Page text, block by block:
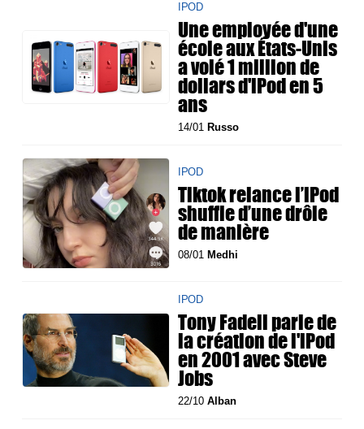
IPOD
Une employée d'une
école aux États-Unis
a volé 1 million de
dollars d'iPod en 5
ans
14/01 Russo
IPOD
Tiktok relance l’iPod
shuffle d’une drôle
de manière
08/01 Medhi
IPOD
Tony Fadell parle de
la création de l'iPod
en 2001 avec Steve
Jobs
22/10Alban